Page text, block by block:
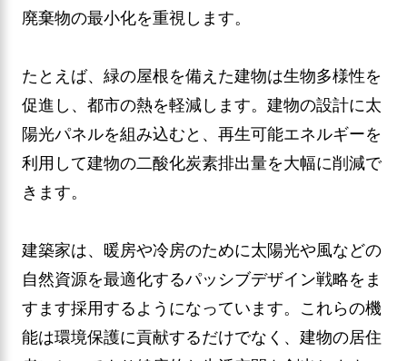
廃棄物の最小化を重視します。
たとえば、緑の屋根を備えた建物は生物多様性を
促進し、都市の熱を軽減します。建物の設計に太
陽光パネルを組み込むと、再生可能エネルギーを
利用して建物の二酸化炭素排出量を大幅に削減で
きます。
建築家は、暖房や冷房のために太陽光や風などの
自然資源を最適化するパッシブデザイン戦略をま
すます採用するようになっています。これらの機
能は環境保護に貢献するだけでなく、建物の居住